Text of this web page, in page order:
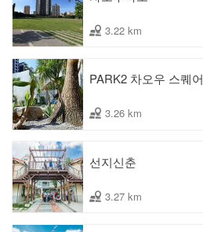
3.22 km
PARK2 차오우 스퀘어
3.26 km
선지신춘
3.27 km